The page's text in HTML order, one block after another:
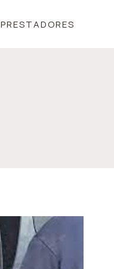
PRESTADORES